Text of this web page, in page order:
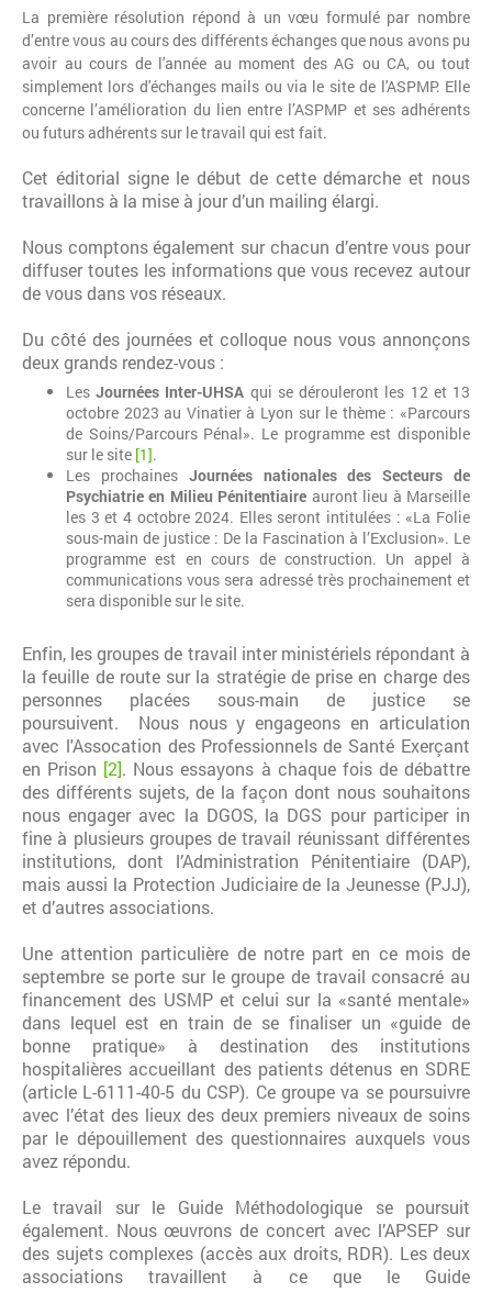
La première résolution répond à un vœu formulé par nombre
d’entre vous au cours des différents échanges que nous avons pu
avoir au cours de l'année au moment des AG ou CA, ou tout
simplement lors d'échanges mails ou via le site de l'ASPMP. Elle
concerne l’amélioration du lien entre l’ASPMP et ses adhérents
ou futurs adhérents sur le travail qui est fait.
Cet éditorial signe le début de cette démarche et nous
travaillons à la mise à jour d’un mailing élargi.
Nous comptons également sur chacun d’entre vous pour
diffuser toutes les informations que vous recevez autour
de vous dans vos réseaux.
Du côté des journées et colloque nous vous annonçons
deux grands rendez-vous :
LesJournées Inter-UHSA qui se dérouleront les 12 et 13
octobre 2023 au Vinatier à Lyon sur le thème : «Parcours
de Soins/Parcours Pénal». Le programme est disponible
sur le site [1].
Les prochaines Journées nationales des Secteurs de
Psychiatrie en Milieu Pénitentiaire auront lieu à Marseille
les 3 et 4 octobre 2024. Elles seront intitulées : «La Folie
sous-main de justice : De la Fascination à l’Exclusion». Le
programme est en cours de construction. Un appel à
communications vous sera adressé très prochainement et
sera disponible sur le site.
Enfin, les groupes de travail inter ministériels répondant à
la feuille de route sur la stratégie de prise en charge des
personnes placées sous-main de justice se
poursuivent. Nous nous y engageons en articulation
avec l'Assocation des Professionnels de Santé Exerçant
en Prison [2]. Nous essayons à chaque fois de débattre
des différents sujets, de la façon dont nous souhaitons
nous engager avec la DGOS, la DGS pour participer in
fine à plusieurs groupes de travail réunissant différentes
institutions, dont l’Administration Pénitentiaire (DAP),
mais aussi la Protection Judiciaire de la Jeunesse (PJJ),
et d’autres associations.
Une attention particulière de notre part en ce mois de
septembre se porte sur le groupe de travail consacré au
financement des USMP et celui sur la «santé mentale»
dans lequel est en train de se finaliser un «guide de
bonne pratique» à destination des institutions
hospitalières accueillant des patients détenus en SDRE
(article L-6111-40-5 du CSP). Ce groupe va se poursuivre
avec l’état des lieux des deux premiers niveaux de soins
par le dépouillement des questionnaires auxquels vous
avez répondu.
Le travail sur le Guide Méthodologique se poursuit
également. Nous œuvrons de concert avec l’APSEP sur
des sujets complexes (accès aux droits, RDR). Les deux
associations travaillent à ce que le Guide